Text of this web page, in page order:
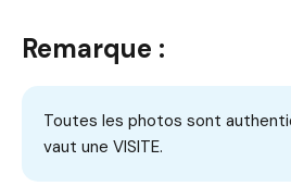
Remarque :
Toutes les photos sont
vaut une VISITE.